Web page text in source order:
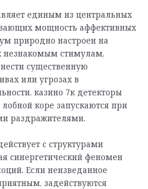
единым из центральных
мощность аффективных
природно настроен на
стимулам,
существенную
или угрозах в
казино 7к детекторы
коре запускаются при
раздражителями.
с структурами
синергетический феномен
Если неизведанное
задействуются